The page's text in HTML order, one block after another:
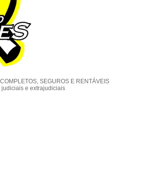
SEGUROS E RENTÁVEIS
e extrajudiciais